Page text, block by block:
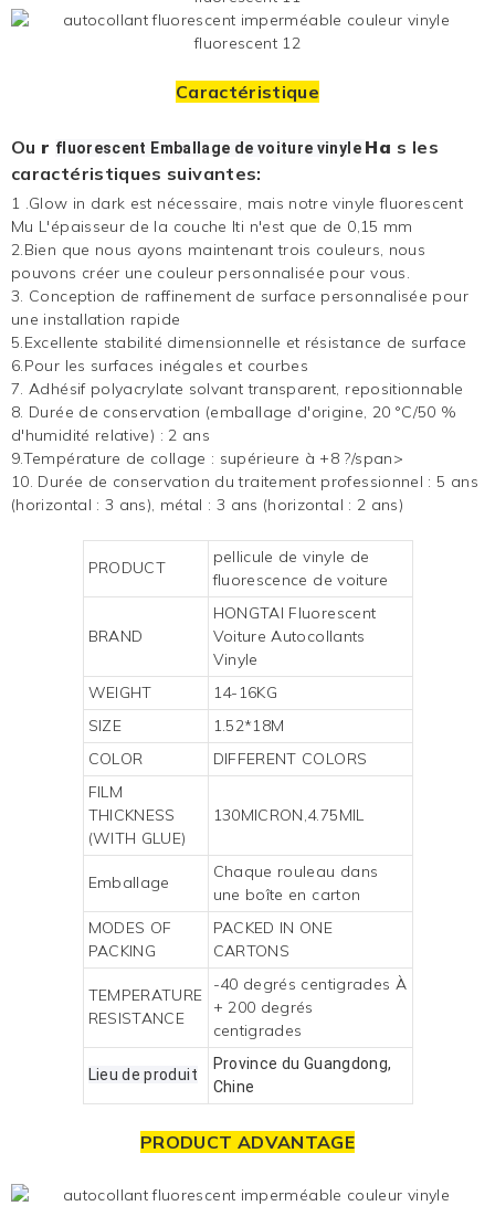
Caractéristique
Ou r fluorescent Emballage de voiture vinyle Ha s les
caractéristiques suivantes:
1 .Glow in dark est nécessaire, mais notre vinyle fluorescent
Mu L'épaisseur de la couche lti n'est que de 0,15 mm
2.Bien que nous ayons maintenant trois couleurs, nous
pouvons créer une couleur personnalisée pour vous.
3. Conception de raffinement de surface personnalisée pour
une installation rapide
5.Excellente stabilité dimensionnelle et résistance de surface
6.Pour les surfaces inégales et courbes
7. Adhésif polyacrylate solvant transparent, repositionnable
8. Durée de conservation (emballage d'origine, 20 °C/50 %
d'humidité relative) : 2 ans
9.Température de collage : supérieure à +8 ?/span>
10. Durée de conservation du traitement professionnel : 5 ans
(horizontal : 3 ans), métal : 3 ans (horizontal : 2 ans)
PRODUCT
pellicule de vinyle de
fluorescence de voiture
BRAND
HONGTAI Fluorescent
Voiture Autocollants
Vinyle
WEIGHT
14-16KG
SIZE
1.52*18M
COLOR
DIFFERENT COLORS
FILM
THICKNESS
(WITH GLUE)
130MICRON,4.75MIL
Emballage
Chaque rouleau dans
une boîte en carton
MODES OF
PACKING
PACKED IN ONE
CARTONS
TEMPERATURE
RESISTANCE
-40 degrés centigrades À
+ 200 degrés
centigrades
Lieu de produit
Province du Guangdong,
Chine
PRODUCT ADVANTAGE